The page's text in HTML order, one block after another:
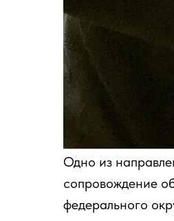
Одно из
сопровождение
федерального